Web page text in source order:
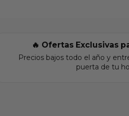
🔥 Ofertas Exclusivas
Precios bajos todo el año y
puerta de tu